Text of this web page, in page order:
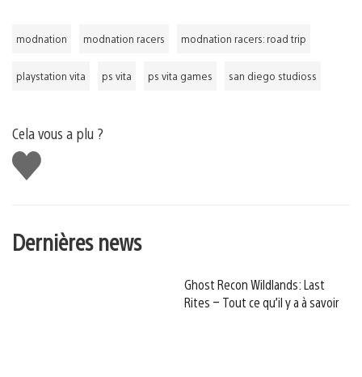
modnation modnation racers modnation racers: road trip
playstation vita ps vita ps vita games san diego studioss
Cela vous a plu ?
J'aime
Dernières news
Ghost Recon Wildlands: Last
Rites – Tout ce qu’il y a à savoir